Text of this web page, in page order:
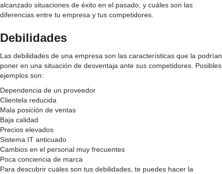
alcanzado situaciones de éxito en el pasado, y cuáles son las
diferencias entre tu empresa y tus competidores.
Debilidades
Las debilidades de una empresa son las características que la podrían
poner en una situación de desventaja ante sus competidores. Posibles
ejemplos son:
Dependencia de un proveedor
Clientela reducida
Mala posición de ventas
Baja calidad
Precios elevados
Sistema IT anticuado
Cambios en el personal muy frecuentes
Poca conciencia de marca
Para descubrir cuáles son tus debilidades, te puedes hacer la